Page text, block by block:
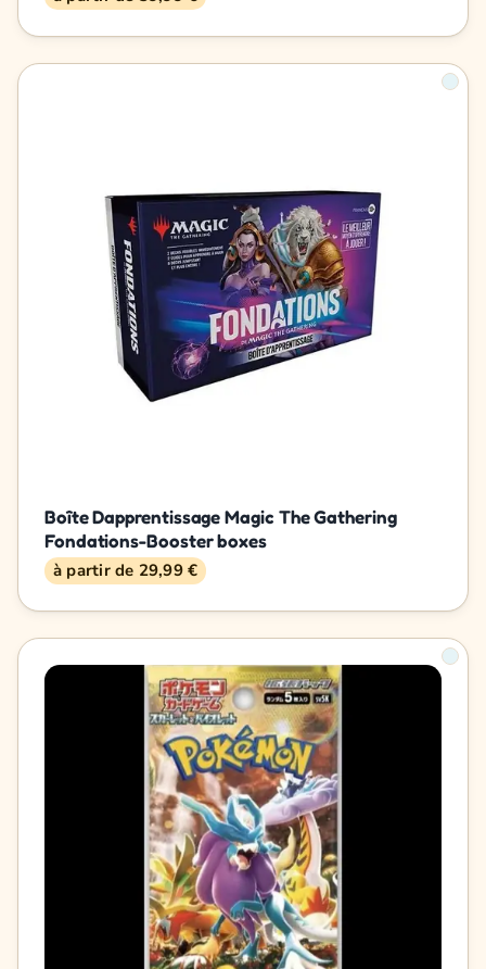
Boîte Dapprentissage Magic The Gathering
Fondations-Booster boxes
à partir de 29,99 €